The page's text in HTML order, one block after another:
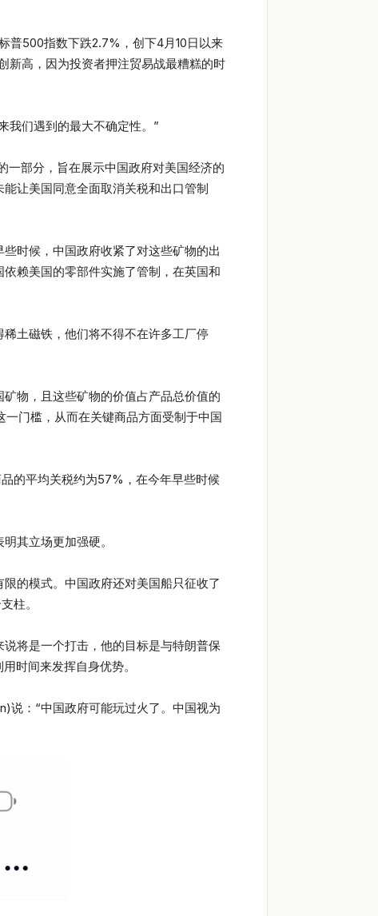
普500指数下跌2.7%，创下4月10日以来
新高，因为投资者押注贸易战最糟糕的时
我们遇到的最大不确定性。”
一部分，旨在展示中国政府对美国经济的
让美国同意全面取消关税和出口管制
时候，中国政府收紧了对这些矿物的出
赖美国的零部件实施了管制，在英国和
土磁铁，他们将不得不在许多工厂停
物，且这些矿物的价值占产品总价值的
门槛，从而在关键商品方面受制于中国
的平均关税约为57%，在今年早些时候
其立场更加强硬。
的模式。中国政府还对美国船只征收了
柱。
将是一个打击，他的目标是与特朗普保
时间来发挥自身优势。
：“中国政府可能玩过火了。中国视为